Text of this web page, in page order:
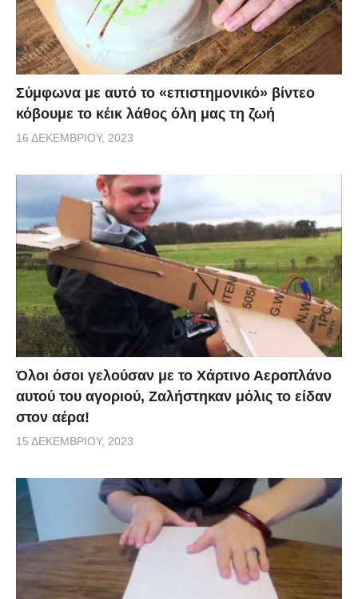
Σύμφωνα με αυτό το «επιστημονικό» βίντεο
κόβουμε το κέικ λάθος όλη μας τη ζωή
16 ΔΕΚΕΜΒΡΊΟΥ, 2023
Όλοι όσοι γελούσαν με το Χάρτινο Αεροπλάνο
αυτού του αγοριού, Ζαλήστηκαν μόλις το είδαν
στον αέρα!
15 ΔΕΚΕΜΒΡΊΟΥ, 2023